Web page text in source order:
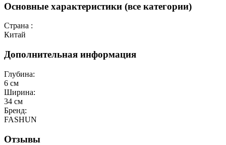
Основные характеристики (все категории)
Страна :
Китай
Дополнительная информация
Глубина:
6 см
Ширина:
34 см
Бренд:
FASHUN
Отзывы